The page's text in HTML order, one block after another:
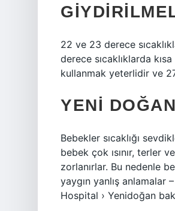
22 ve 23 derece
derece sıcaklıklarda
kullanmak yeterlidir ve
YENI
Bebekler sıcaklığı
bebek çok ısınır, terler
zorlanırlar. Bu nedenle
yaygın yanlış
Hospital › Yenidoğan